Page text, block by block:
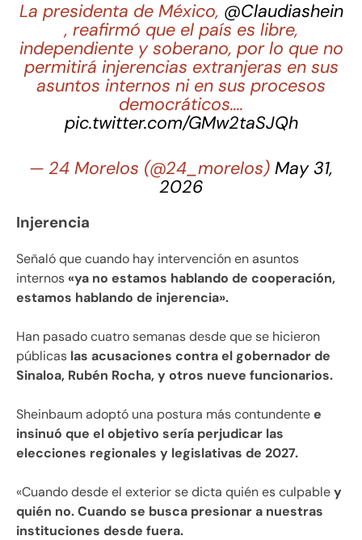
La presidenta de México, @Claudiashein
, reafirmó que el país es libre,
independiente y soberano, por lo que no
permitirá injerencias extranjeras en sus
asuntos internos ni en sus procesos
democráticos.…
pic.twitter.com/GMw2taSJQh
— 24 Morelos (@24_morelos) May 31,
2026
Injerencia
Señaló que cuando hay intervención en asuntos
internos«ya no estamos hablando de cooperación,
estamos hablando de injerencia».
Han pasado cuatro semanas desde que se hicieron
públicas las acusaciones contra el gobernador de
Sinaloa, Rubén Rocha, y otros nueve funcionarios.
Sheinbaum adoptó una postura más contundentee
insinuó que el objetivo sería perjudicar las
elecciones regionales y legislativas de 2027.
«Cuando desde el exterior se dicta quién es culpabley
quién no. Cuando se busca presionar a nuestras
instituciones desde fuera.